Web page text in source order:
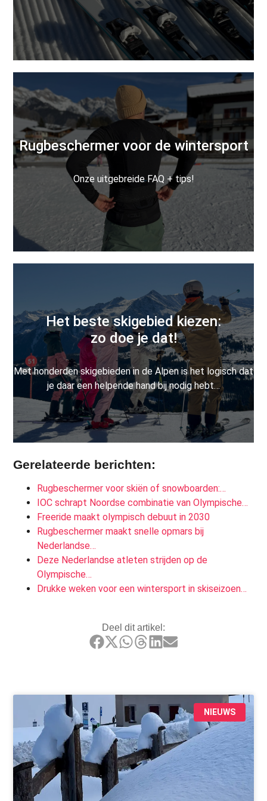
Rugbeschermer voor de wintersport
Onze uitgebreide FAQ + tips!
Het beste skigebied kiezen:
zo doe je dat!
Met honderden skigebieden in de Alpen is het logisch dat
je daar een helpende hand bij nodig hebt…
Gerelateerde berichten:
Rugbeschermer voor skiën of snowboarden:…
IOC schrapt Noordse combinatie van Olympische…
Freeride maakt olympisch debuut in 2030
Rugbeschermer maakt snelle opmars bij
Nederlandse…
Deze Nederlandse atleten strijden op de
Olympische…
Drukke weken voor een wintersport in skiseizoen…
Deel dit artikel:
NIEUWS